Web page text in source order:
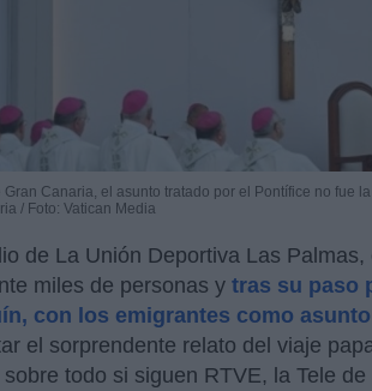
Gran Canaria, el asunto tratado por el Pontífice no fue
/ Foto: Vatican Media
de La Unión Deportiva Las Palmas,
miles de personas y tras su paso
con los emigrantes como
el sorprendente relato del viaje
todo si siguen RTVE, la Tele de